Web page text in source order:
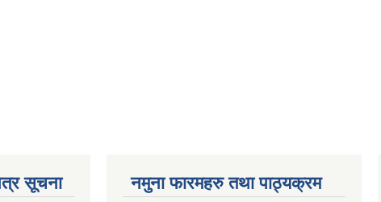
सूचना नमुना फारमहरु तथा पाठ्यक्रम